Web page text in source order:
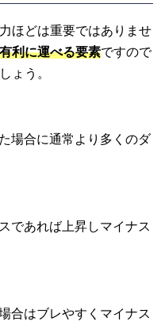
ほどは重要ではありませ
利に運べる要素ですので
ょう。
場合に通常より多くのダ
であれば上昇しマイナス
合はブレやすくマイナス